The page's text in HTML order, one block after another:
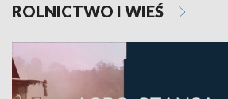
ROLNICTWO I WIEŚ